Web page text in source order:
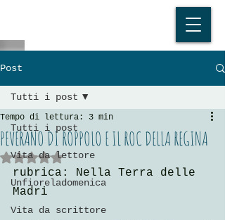
Post
Tutti i post
Vita da lettore
Unfioreladomenica
Vita da scrittore
Tutti i post
PEVERANO DI ROPPOLO E IL ROC DELLA REGINA
Tempo di lettura: 3 min
Valutazione NaN stelle su 5.
rubrica: Nella Terra delle
Madri